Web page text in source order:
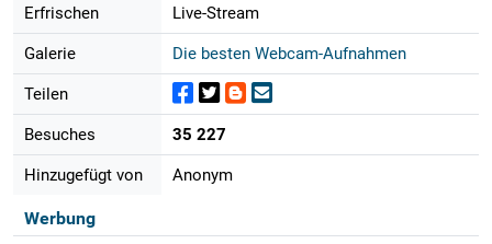
Erfrischen Live-Stream
Galerie Die besten Webcam-Aufnahmen
Teilen
Besuches 35 227
Hinzugefügt von Anonym
Werbung